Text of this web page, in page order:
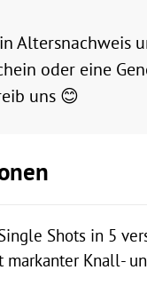
Altersnachweis
oder eine
uns 😊
Shots in 5
markanter Knall-